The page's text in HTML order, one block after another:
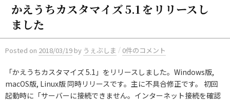
かえうちカスタマイズ 5.1 をリリースし
ました
Posted on 2018/03/19 by うぇぶしま / 0件のコメント
「かえうちカスタマイズ 5.1」をリリースしました。Windows版,
macOS版, Linux版 同時リリースです。主に不具合修正です。 初回
起動時に「サーバーに接続できません。インターネット接続を確認